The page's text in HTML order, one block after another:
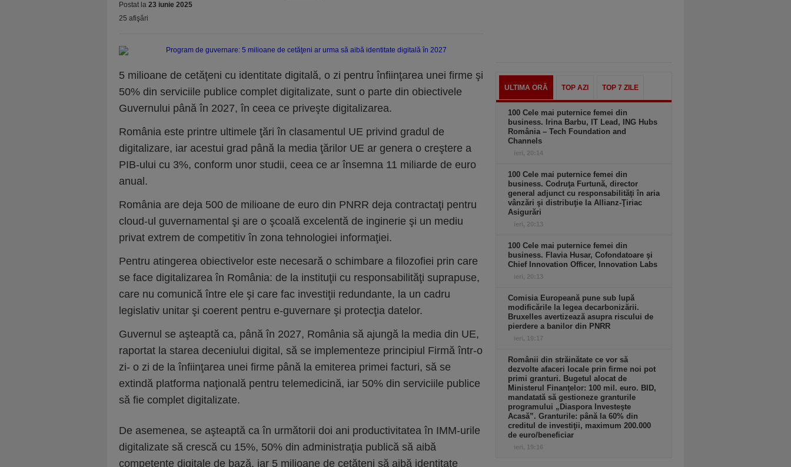
Postat la 23 iunie 2025
25 afişări
5 milioane de cetăţeni cu identitate digitală, o zi pentru înfiinţarea unei firme şi
50% din serviciile publice complet digitalizate, sunt o parte din obiectivele
Guvernului până în 2027, în ceea ce priveşte digitalizarea.
România este printre ultimele ţări în clasamentul UE privind gradul de
digitalizare, iar acestui grad până la media ţărilor UE ar genera o creştere a
PIB-ului cu 3%, conform unor studii, ceea ce ar însemna 11 miliarde de euro
anual.
România are deja 500 de milioane de euro din PNRR deja contractaţi pentru
cloud-ul guvernamental şi are o şcoală excelentă de inginerie şi un mediu
privat extrem de competitiv în zona tehnologiei informaţiei.
Pentru atingerea obiectivelor este necesară o schimbare a filozofiei prin care
se face digitalizarea în România: de la instituţii cu responsabilităţi suprapuse,
care nu comunică între ele şi care fac investiţii redundante, la un cadru
legislativ unitar şi coerent pentru e-guvernare şi protecţia datelor.
Guvernul se aşteaptă ca, până în 2027, România să ajungă la media din UE,
raportat la starea deceniului digital, să se implementeze principiul Firmă într-o
zi- o zi de la înfiinţarea unei firme până la emiterea primei facturi, să se
extindă platforma naţională pentru telemedicină, iar 50% din serviciile publice
să fie complet digitalizate.
De asemenea, se aşteaptă ca în următorii doi ani productivitatea în IMM-urile
digitalizate să crescă cu 15%, 50% din administraţia publică să aibă
competenţe digitale de bază, iar 5 milioane de cetăţeni să aibă identitate
ULTIMA ORĂ TOP AZI TOP 7 ZILE
100 Cele mai puternice femei din
business. Irina Barbu, IT Lead, ING Hubs
România – Tech Foundation and
Channels
ieri, 20:14
100 Cele mai puternice femei din
business. Codruţa Furtună, director
general adjunct cu responsabilităţi în aria
vânzări şi distribuţie la Allianz-Ţiriac
Asigurări
ieri, 20:13
100 Cele mai puternice femei din
business. Flavia Husar, Cofondatoare şi
Chief Innovation Officer, Innovation Labs
ieri, 20:13
Comisia Europeană pune sub lupă
modificările la legea decarbonizării.
Bruxelles avertizează asupra riscului de
pierdere a banilor din PNRR
ieri, 19:17
Românii din străinătate ce vor să
dezvolte afaceri locale prin firme noi pot
primi granturi. Bugetul alocat de
Ministerul Finanţelor: 100 mil. euro. BID,
mandatată să gestioneze granturile
programului „Diaspora Investeşte
Acasă”. Granturile: până la 60% din
creditul de investiţii, maximum 200.000
de euro/beneficiar
ieri, 19:16